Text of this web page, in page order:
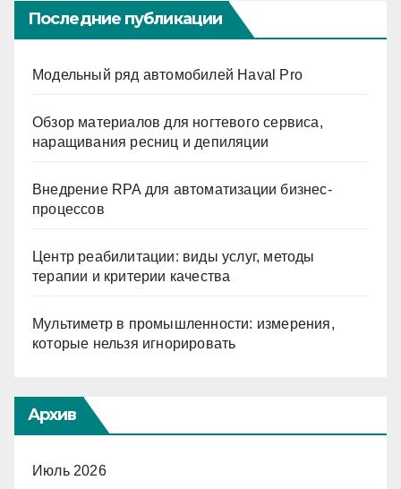
Последние публикации
Модельный ряд автомобилей Haval Pro
Обзор материалов для ногтевого сервиса,
наращивания ресниц и депиляции
Внедрение RPA для автоматизации бизнес-
процессов
Центр реабилитации: виды услуг, методы
терапии и критерии качества
Мультиметр в промышленности: измерения,
которые нельзя игнорировать
Архив
Июль 2026